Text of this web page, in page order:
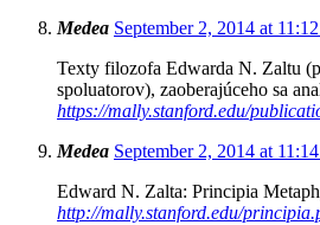
Medea September 2, 2014 at
Texty filozofa Edwarda N. Zaltu
spoluatorov), zaoberajúceho sa
https://mally.stanford.edu/
Medea September 2, 2014 at
Edward N. Zalta: Principia
http://mally.stanford.edu/